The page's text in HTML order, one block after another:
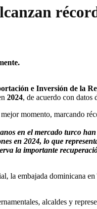
e Inversión de la
2024, de acuerdo con datos
momento, marcando
en el mercado turco
en 2024, lo que
la importante
la embajada dominicana en
alcaldes y